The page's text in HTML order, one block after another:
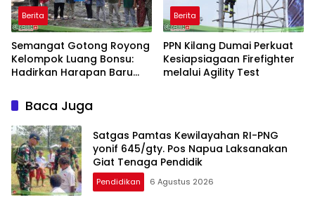
Berita
Semangat Gotong Royong
Kelompok Luang Bonsu:
Hadirkan Harapan Baru
Berita
PPN Kilang Dumai Perkuat
Kesiapsiagaan Firefighter
melalui Agility Test
Baca Juga
Satgas Pamtas Kewilayahan RI-PNG
yonif 645/gty. Pos Napua Laksanakan
Giat Tenaga Pendidik
Pendidikan 6 Agustus 2026